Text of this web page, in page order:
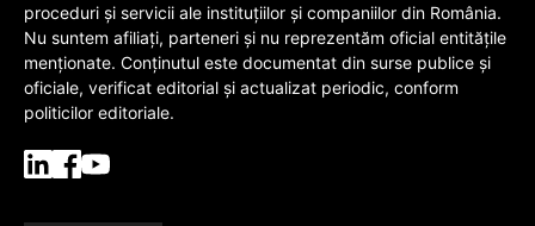
proceduri și servicii ale instituțiilor și companiilor din România.
Nu suntem afiliați, parteneri și nu reprezentăm oficial entitățile
menționate. Conținutul este documentat din surse publice și
oficiale, verificat editorial și actualizat periodic, conform
politicilor editoriale.